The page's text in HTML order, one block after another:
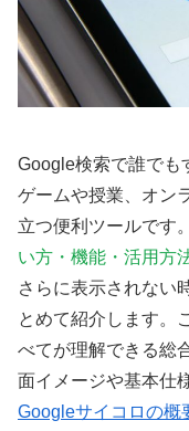
Google検索で誰でも
ゲームや授業、オン
立つ便利ツールです
い方・機能・活用方
さらに表示されない
とめて紹介します。
べてが理解できる総
面イメージや基本仕
Googleサイコロの概